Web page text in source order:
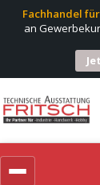
Fachhandel
an